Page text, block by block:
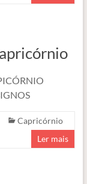
Capricórnio
Ler mais